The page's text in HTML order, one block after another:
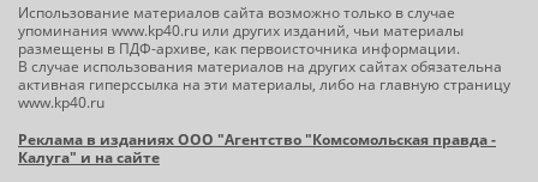
Использование материалов сайта возможно только в случае
упоминания www.kp40.ru или других изданий, чьи материалы
размещены в ПДФ-архиве, как первоисточника информации.
В случае использования материалов на других сайтах обязательна
активная гиперссылка на эти материалы, либо на главную страницу
www.kp40.ru
Реклама в изданиях ООО "Агентство "Комсомольская правда -
Калуга" и на сайте